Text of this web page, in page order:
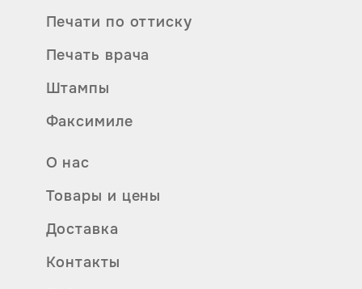
Печати по оттиску
Печать врача
Факсимиле
Штампы
О нас
Товары и цены
Доставка
Контакты